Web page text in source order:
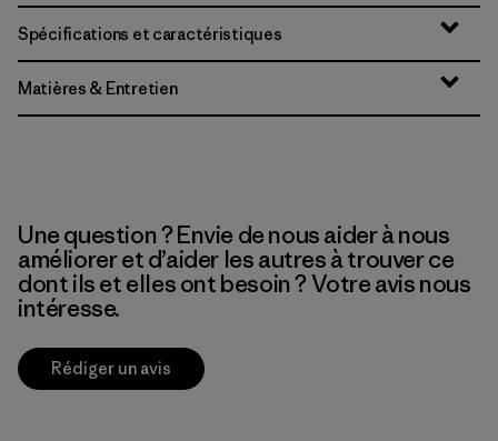
Spécifications et caractéristiques
Matières & Entretien
Une question ? Envie de nous aider à nous
améliorer et d’aider les autres à trouver ce
dont ils et elles ont besoin ? Votre avis nous
intéresse.
Rédiger un avis